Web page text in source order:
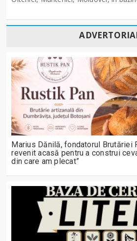
Marius Dănilă, fondatorul Brutăriei
revenit acasă pentru a construi
din care am plecat”